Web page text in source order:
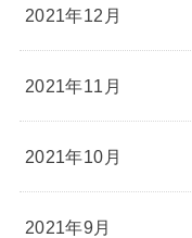
2021年12月
2021年11月
2021年10月
2021年9月